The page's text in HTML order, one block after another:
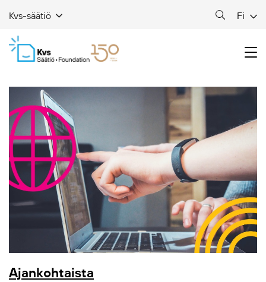
Kvs-säätiö Fi
Ajankohtaista